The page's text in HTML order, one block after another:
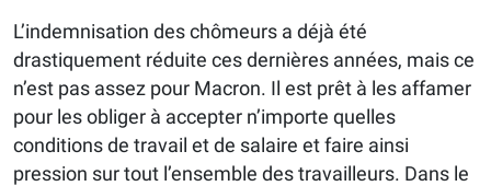
L’indemnisation des chômeurs a déjà été
drastiquement réduite ces dernières années, mais ce
n’est pas assez pour Macron. Il est prêt à les affamer
pour les obliger à accepter n’importe quelles
conditions de travail et de salaire et faire ainsi
pression sur tout l’ensemble des travailleurs. Dans le